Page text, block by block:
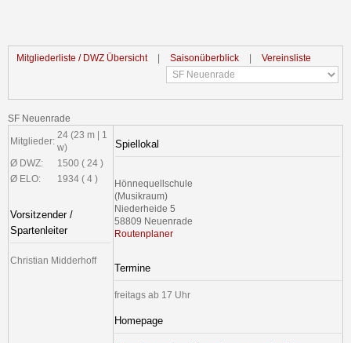
Mitgliederliste / DWZ Übersicht Saisonüberblick Vereinsliste
SF Neuenrade
Mitglieder:
24 (23 m | 1
w)
Ø DWZ:
1500 ( 24 )
Ø ELO:
1934 ( 4 )
Vorsitzender /
Spartenleiter
Christian Midderhoff
Spiellokal
Hönnequellschule
(Musikraum)
Niederheide 5
58809 Neuenrade
Routenplaner
Termine
freitags ab 17 Uhr
Homepage